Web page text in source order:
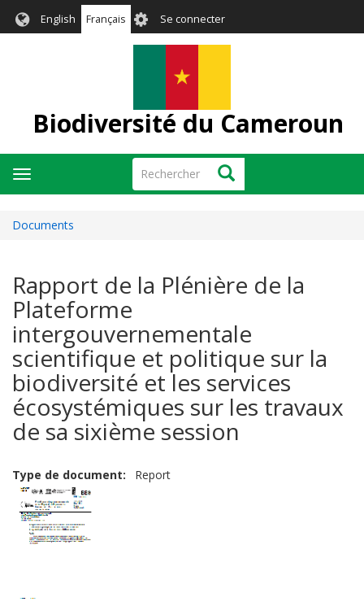
English Français User
account
Se connecter
Biodiversité du Cameroun
Rechercher Rechercher
Toggle
navigation
Documents
Rapport de la Plénière de la
Plateforme
intergouvernementale
scientifique et politique sur la
biodiversité et les services
écosystémiques sur les travaux
de sa sixième session
Type de document Report